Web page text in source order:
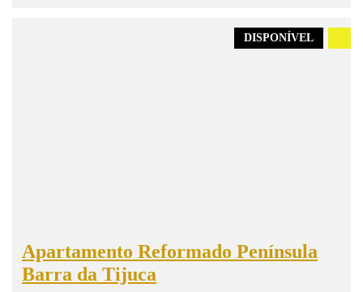
DISPONÍVEL
Apartamento Reformado Península
Barra da Tijuca